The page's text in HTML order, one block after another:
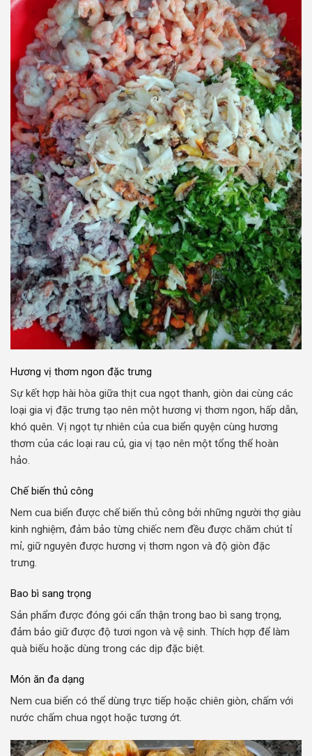
Hương vị thơm ngon đặc trưng
Sự kết hợp hài hòa giữa thịt cua ngọt thanh, giòn dai cùng các
loại gia vị đặc trưng tạo nên một hương vị thơm ngon, hấp dẫn,
khó quên. Vị ngọt tự nhiên của cua biển quyện cùng hương
thơm của các loại rau củ, gia vị tạo nên một tổng thể hoàn
hảo.
Chế biến thủ công
Nem cua biển được chế biến thủ công bởi những người thợ giàu
kinh nghiệm, đảm bảo từng chiếc nem đều được chăm chút tỉ
mỉ, giữ nguyên được hương vị thơm ngon và độ giòn đặc
trưng.
Bao bì sang trọng
Sản phẩm được đóng gói cẩn thận trong bao bì sang trọng,
đảm bảo giữ được độ tươi ngon và vệ sinh. Thích hợp để làm
quà biếu hoặc dùng trong các dịp đặc biệt.
Món ăn đa dạng
Nem cua biển có thể dùng trực tiếp hoặc chiên giòn, chấm với
nước chấm chua ngọt hoặc tương ớt.